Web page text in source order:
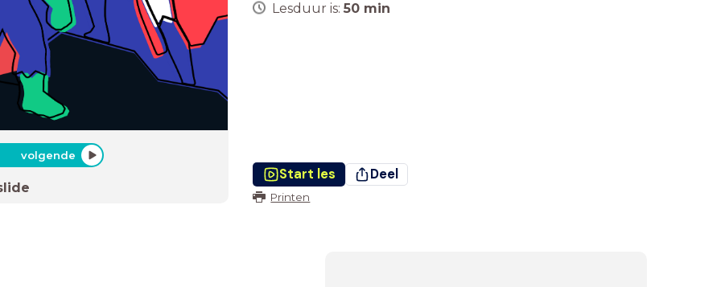
volgende
Lesduur is: 50 min
Start les Deel
Printen